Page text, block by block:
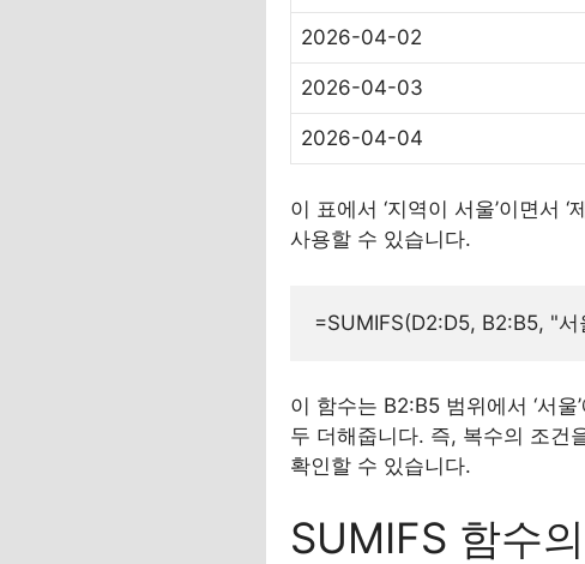
2026-04-02
2026-04-03
2026-04-04
이 표에서 ‘지역이 서울’이면서
사용할 수 있습니다.
이 함수는 B2:B5 범위에서 ‘서
두 더해줍니다. 즉, 복수의 조건
확인할 수 있습니다.
SUMIFS 함수